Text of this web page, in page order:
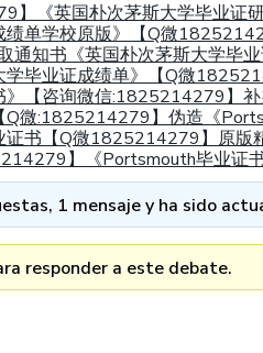
】《英国朴次茅斯大学毕业证
绩单学校原版》【Q微
通知书《英国朴次茅斯大学毕
学毕业证成绩单》【Q微
》【咨询微信:1825214279】
微:1825214279】伪造《
证书【Q微1825214279】原
】《Portsmouth毕业证
1 mensaje y ha sido
responder a este debate.